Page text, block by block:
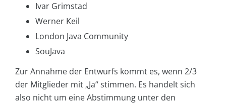
Ivar Grimstad
Werner Keil
London Java Community
SouJava
Zur Annahme der Entwurfs kommt es, wenn 2/3
der Mitglieder mit „Ja“ stimmen. Es handelt sich
also nicht um eine Abstimmung unter den